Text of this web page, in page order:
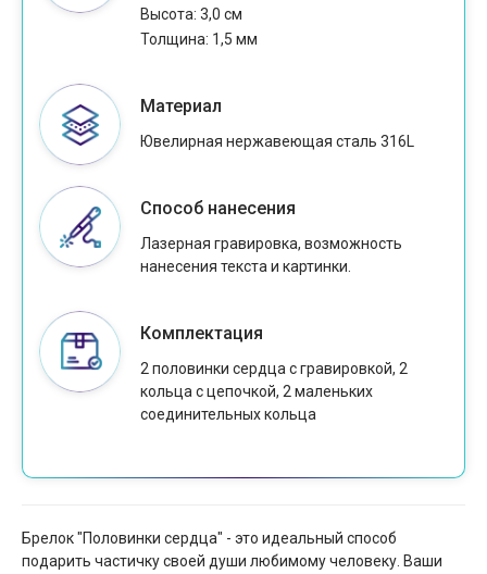
Высота: 3,0 см
Толщина: 1,5 мм
Материал
Ювелирная нержавеющая сталь 316L
Способ нанесения
Лазерная гравировка, возможность
нанесения текста и картинки.
Комплектация
2 половинки сердца с гравировкой, 2
кольца с цепочкой, 2 маленьких
соединительных кольца
Брелок "Половинки сердца" - это идеальный способ
подарить частичку своей души любимому человеку. Ваши